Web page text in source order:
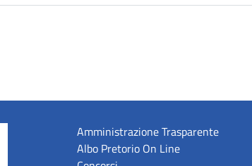
Amministrazione Trasparente
Albo Pretorio On Line